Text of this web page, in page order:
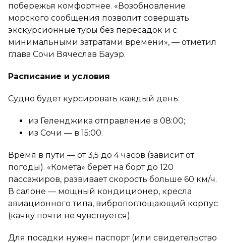
побережья комфортнее. «Возобновление
морского сообщения позволит совершать
экскурсионные туры без пересадок и с
минимальными затратами времени», — отметил
глава Сочи Вячеслав Бауэр.
Расписание и условия
Судно будет курсировать каждый день:
из Геленджика отправление в 08:00;
из Сочи — в 15:00.
Время в пути — от 3,5 до 4 часов (зависит от
погоды). «Комета» берёт на борт до 120
пассажиров, развивает скорость больше 60 км/ч.
В салоне — мощный кондиционер, кресла
авиационного типа, вибропоглощающий корпус
(качку почти не чувствуется).
Для посадки нужен паспорт (или свидетельство